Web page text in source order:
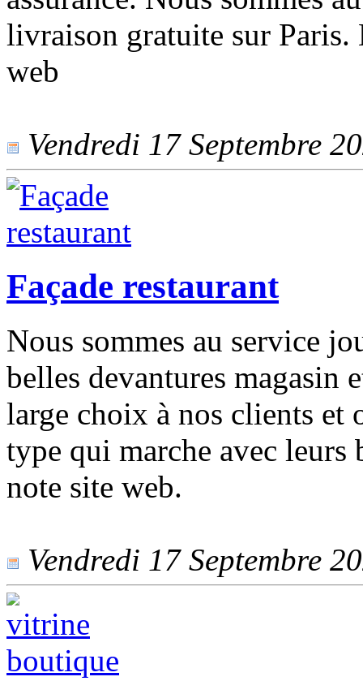
livraison gratuite sur Paris.
web
Vendredi 17 Septembre
Façade restaurant
Nous sommes au service
belles devantures magasin
large choix à nos clients et
type qui marche avec
note site web.
Vendredi 17 Septembre